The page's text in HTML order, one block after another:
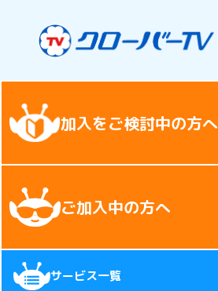
加入をご検討中の方へ
ご加入中の方へ
サービス一覧